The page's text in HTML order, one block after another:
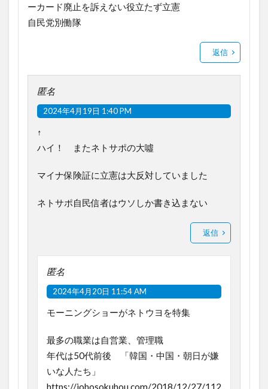
ーカード廃止を訴えない役立たず立憲
自民党別働隊
返信
匿名
2024年4月19日 1:40 PM
↑
ハイ！ またネトサポの大噓
マイナ保険証に立憲は大反対していました
ネトサポ自民信者はウソしか書き込まない
返信
匿名
2024年4月20日 11:54 AM
モーニングショーがネトウヨを特集
最多の職業は自営業、管理職
年代は50代前後 「韓国・中国・朝日が嫌
いな人たち」
https://johosokuhou.com/2018/12/27/112